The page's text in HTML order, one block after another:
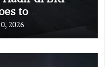
to
2026